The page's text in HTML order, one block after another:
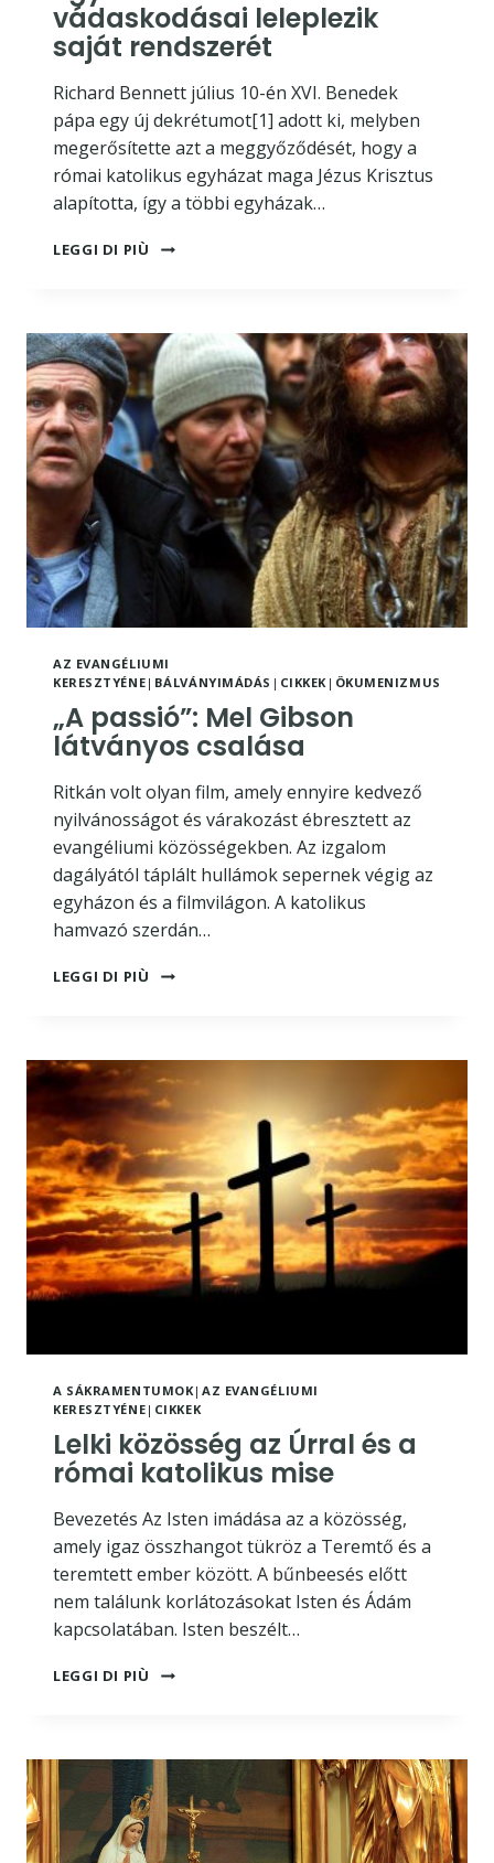
vádaskodásai leleplezik
saját rendszerét
Richard Bennett július 10-én XVI. Benedek
pápa egy új dekrétumot[1] adott ki, melyben
megerősítette azt a meggyőződését, hogy a
római katolikus egyházat maga Jézus Krisztus
alapította, így a többi egyházak…
LEGGI DI PIÙ
BENEDEK
ELLENI
VÁDASKODÁSAI
LELEPLEZIK
SAJÁT
RENDSZERÉT
AZ EVANGÉLIUMI
KERESZTYÉNE | BÁLVÁNYIMÁDÁS | CIKKEK| ÖKUMENIZMUS
„A passió”: Mel Gibson
látványos csalása
Ritkán volt olyan film, amely ennyire kedvező
nyilvánosságot és várakozást ébresztett az
evangéliumi közösségekben. Az izgalom
dagályától táplált hullámok sepernek végig az
egyházon és a filmvilágon. A katolikus
hamvazó szerdán…
LEGGI DI PIÙ
„A
LÁTVÁNYOS
CSALÁSA
A SÁKRAMENTUMOK | AZ EVANGÉLIUMI
KERESZTYÉNE | CIKKEK
Lelki közösség az Úrral és a
római katolikus mise
Bevezetés Az Isten imádása az a közösség,
amely igaz összhangot tükröz a Teremtő és a
teremtett ember között. A bűnbeesés előtt
nem találunk korlátozásokat Isten és Ádám
kapcsolatában. Isten beszélt…
LEGGI DI PIÙ
LELKI
ÉS
RÓMAI
KATOLIKUS
MISE